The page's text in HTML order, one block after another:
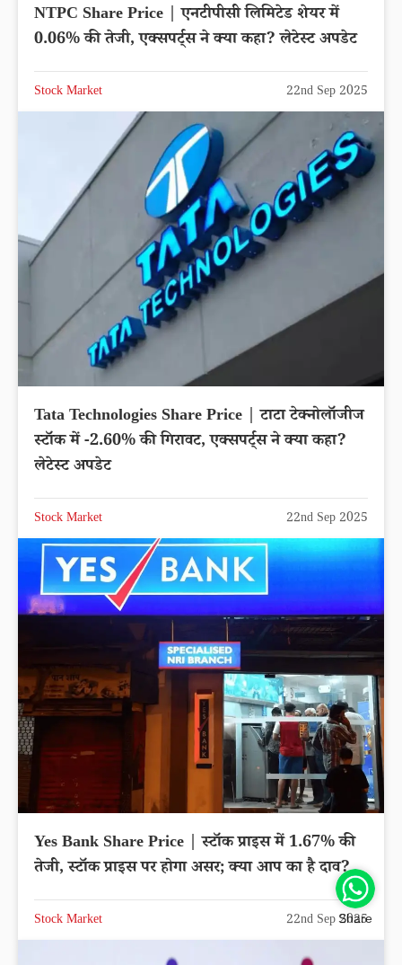
NTPC Share Price | एनटीपीसी लिमिटेड शेयर में
0.06% की तेजी, एक्सपर्ट्स ने क्या कहा? लेटेस्ट अपडेट
Stock Market 22nd Sep 2025
Tata Technologies Share Price | टाटा टेक्नोलॉजीज
स्टॉक में -2.60% की गिरावट, एक्सपर्ट्स ने क्या कहा?
लेटेस्ट अपडेट
Stock Market 22nd Sep 2025
Yes Bank Share Price | स्टॉक प्राइस में 1.67% की
तेजी, स्टॉक प्राइस पर होगा असर; क्या आप का है दाव?
Stock Market 22nd Sep 2025
Share